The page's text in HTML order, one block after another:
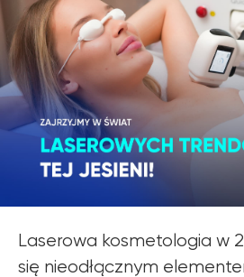
Laserowa kosmetologia w
się nieodłącznym